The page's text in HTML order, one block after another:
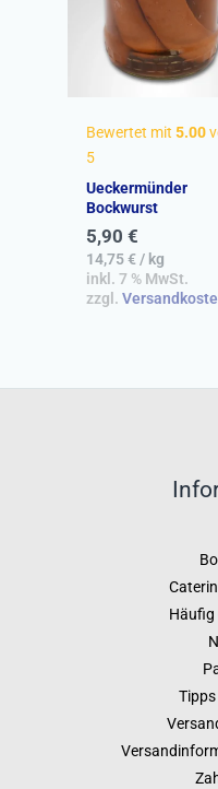
Bewertet mit 5.00
5
Ueckermünder
Bockwurst
5,90 €
14,75€/ kg
inkl. 7 % MwSt.
zzgl.
Häufig